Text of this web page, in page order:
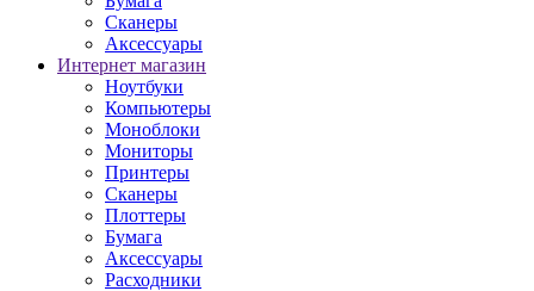
Сканеры
Аксессуары
Интернет магазин
Ноутбуки
Компьютеры
Моноблоки
Мониторы
Принтеры
Сканеры
Плоттеры
Бумага
Аксессуары
Расходники